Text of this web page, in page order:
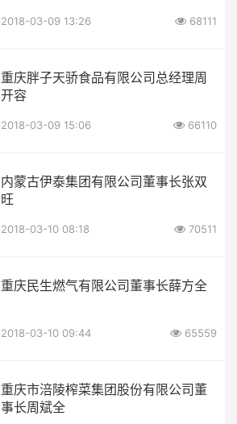
2018-03-09 13:26 68111
重庆胖子天骄食品有限公司总经理周
开容
2018-03-09 15:06 66110
内蒙古伊泰集团有限公司董事长张双
旺
2018-03-10 08:18 70511
重庆民生燃气有限公司董事长薛方全
2018-03-10 09:44 65559
重庆市涪陵榨菜集团股份有限公司董
事长周斌全